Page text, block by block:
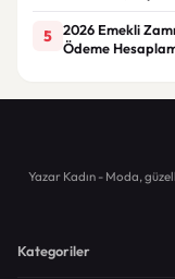
5
2026 Emekli
Ödeme
Yazar Kadın - Moda,
Kategoriler